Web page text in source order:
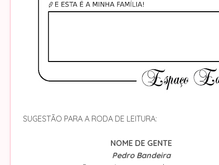
SUGESTÃO PARA A RODA DE LEITURA:
NOME DE GENTE
Pedro Bandeira